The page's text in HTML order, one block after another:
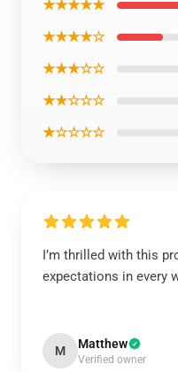
★★★★★
★★★★☆
★★★☆☆
★★☆☆☆
★☆☆☆☆
I’m thrilled with this
expectations in every
M Matthew
Verified owner